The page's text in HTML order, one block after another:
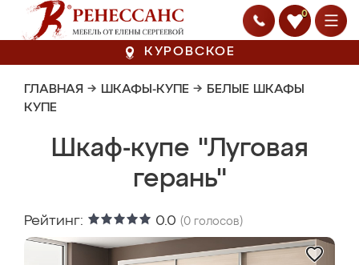
0
КУРОВСКОЕ
ГЛАВНАЯ → ШКАФЫ-КУПЕ → БЕЛЫЕ ШКАФЫ
КУПЕ
Шкаф-купе "Луговая
герань"
Рейтинг: 0.0 (0 голосов)